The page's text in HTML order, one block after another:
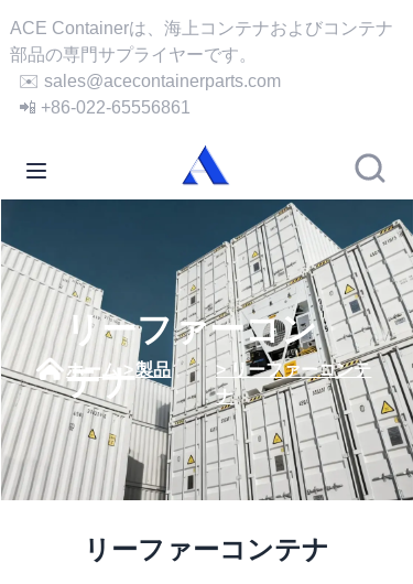
ACE Containerは、海上コンテナおよびコンテナ
部品の専門サプライヤーです。
✉️ sales@acecontainerparts.com
📲 +86-022-65556861
リーファーコン
テナ
ホーム > 製品
> リーファーコンテ
ナ
リーファーコンテナ
ホーム
製品
サービス
ケース
ニュース
動画
お問い合わせ